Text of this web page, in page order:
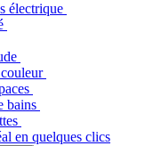
électrique
bains
en quelques clics